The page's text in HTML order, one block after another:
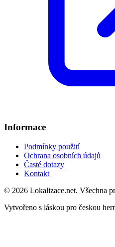
Informace
Podmínky použití
Ochrana osobních údajů
Časté dotazy
Kontakt
© 2026 Lokalizace.net. Všechna
Vytvořeno s láskou pro českou